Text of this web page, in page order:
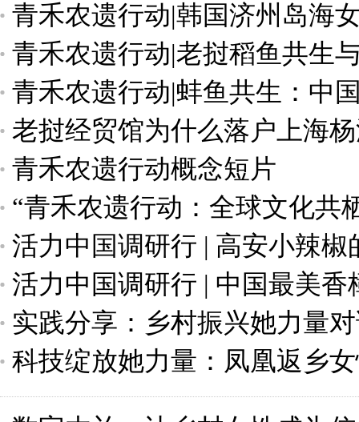
青禾农遗行动|韩国济州岛海
青禾农遗行动|老挝稻鱼共生
青禾农遗行动|蚌鱼共生：中
老挝经贸馆为什么落户上海
青禾农遗行动概念短片
“青禾农遗行动：全球文化共
活力中国调研行 | 高安小辣椒
活力中国调研行 | 中国最美香
实践分享：乡村振兴她力量
发展新机遇
科技绽放她力量：凤凰返乡